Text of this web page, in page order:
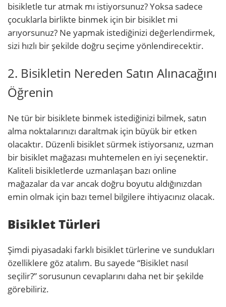
bisikletle tur atmak mı istiyorsunuz? Yoksa sadece
çocuklarla birlikte binmek için bir bisiklet mi
arıyorsunuz? Ne yapmak istediğinizi değerlendirmek,
sizi hızlı bir şekilde doğru seçime yönlendirecektir.
2. Bisikletin Nereden Satın Alınacağını
Öğrenin
Ne tür bir bisiklete binmek istediğinizi bilmek, satın
alma noktalarınızı daraltmak için büyük bir etken
olacaktır. Düzenli bisiklet sürmek istiyorsanız, uzman
bir bisiklet mağazası muhtemelen en iyi seçenektir.
Kaliteli bisikletlerde uzmanlaşan bazı online
mağazalar da var ancak doğru boyutu aldığınızdan
emin olmak için bazı temel bilgilere ihtiyacınız olacak.
Bisiklet Türleri
Şimdi piyasadaki farklı bisiklet türlerine ve sundukları
özelliklere göz atalım. Bu sayede “Bisiklet nasıl
seçilir?” sorusunun cevaplarını daha net bir şekilde
görebiliriz.